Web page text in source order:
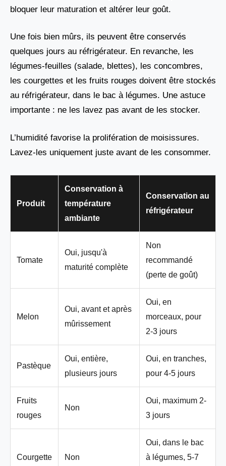
bloquer leur maturation et altérer leur goût.
Une fois bien mûrs, ils peuvent être conservés
quelques jours au réfrigérateur. En revanche, les
légumes-feuilles (salade, blettes), les concombres,
les courgettes et les fruits rouges doivent être stockés
au réfrigérateur, dans le bac à légumes. Une astuce
importante : ne les lavez pas avant de les stocker.
L’humidité favorise la prolifération de moisissures.
Lavez-les uniquement juste avant de les consommer.
Produit
Conservation à
température
ambiante
Conservation au
réfrigérateur
Tomate
Oui, jusqu'à
maturité complète
Non
recommandé
(perte de goût)
Melon
Oui, avant et après
mûrissement
Oui, en
morceaux, pour
2-3 jours
Pastèque
Oui, entière,
plusieurs jours
Oui, en tranches,
pour 4-5 jours
Fruits
rouges
Non
Oui, maximum 2-
3 jours
Courgette Non
Oui, dans le bac
à légumes, 5-7